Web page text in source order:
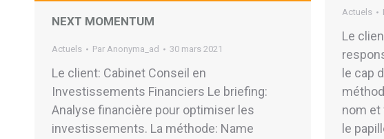
Actuels
Le
le cap
nom et
le
NEXT MOMENTUM
Actuels Par Anonyma_ad 30 mars 2021
Le client: Cabinet Conseil en
Investissements Financiers Le briefing:
Analyse financière pour optimiser les
investissements. La méthode: Name